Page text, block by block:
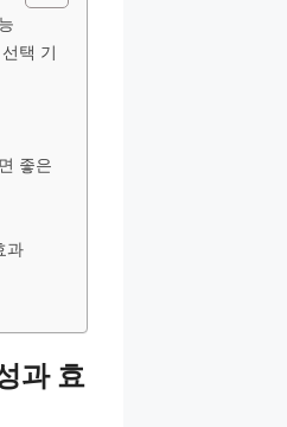
택 기
좋은
과
과 효